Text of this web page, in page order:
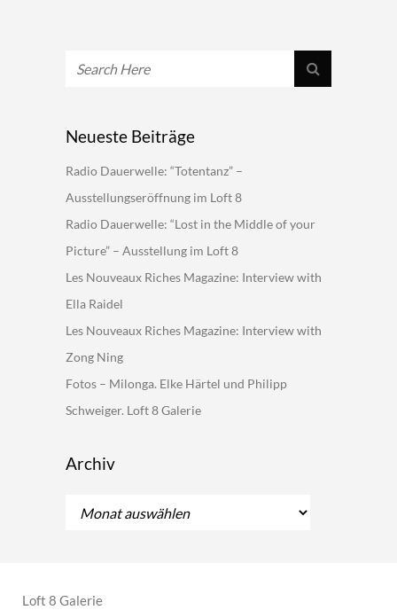
Neueste Beiträge
Radio Dauerwelle: “Totentanz” –
Ausstellungseröffnung im Loft 8
Radio Dauerwelle: “Lost in the Middle of your
Picture” – Ausstellung im Loft 8
Les Nouveaux Riches Magazine: Interview with
Ella Raidel
Les Nouveaux Riches Magazine: Interview with
Zong Ning
Fotos – Milonga. Elke Härtel und Philipp
Schweiger. Loft 8 Galerie
Archiv
Loft 8 Galerie